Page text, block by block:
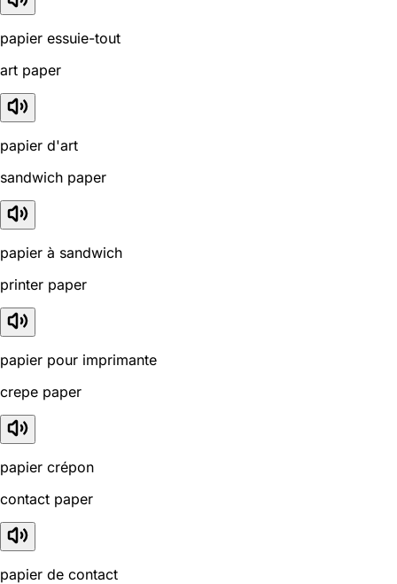
papier essuie-tout
art paper
papier d'art
sandwich paper
papier à sandwich
printer paper
papier pour imprimante
crepe paper
papier crépon
contact paper
papier de contact